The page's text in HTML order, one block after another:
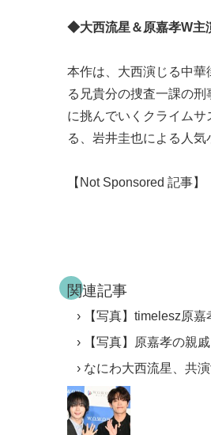
◆大西流星＆原嘉孝W主
本作は、大西演じる中華
る兄貴分の捜査一課の
に挑んでいくクライム
る、岩井圭也による人
【Not Sponsored 記事】
関連記事
【写真】timelesz原
【写真】原嘉孝の親
なにわ大西流星、共